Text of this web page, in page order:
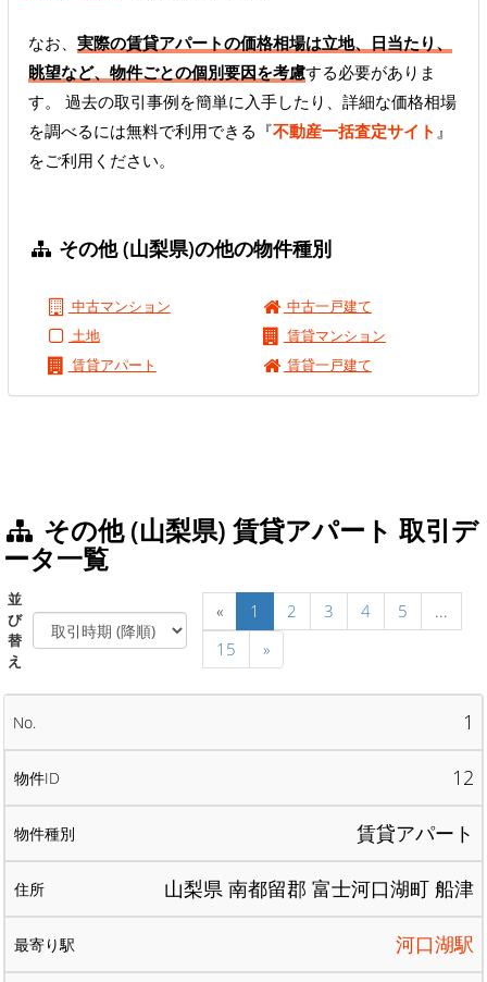
なお、 実際の賃貸アパートの価格相場は立地、日当たり、
眺望など、物件ごとの個別要因を考慮する必要がありま
す。 過去の取引事例を簡単に入手したり、詳細な価格相場
を調べるには無料で利用できる『不動産一括査定サイト 』
をご利用ください。
その他 (山梨県)の他の物件種別
中古マンション
中古一戸建て
土地
賃貸マンション
賃貸アパート
賃貸一戸建て
その他 (山梨県) 賃貸アパート 取引デ
ータ一覧
並
び
替
え
« 1 2 3 4 5
...
15
»
1
12
賃貸アパート
山梨県 南都留郡 富士河口湖町 船津
河口湖駅